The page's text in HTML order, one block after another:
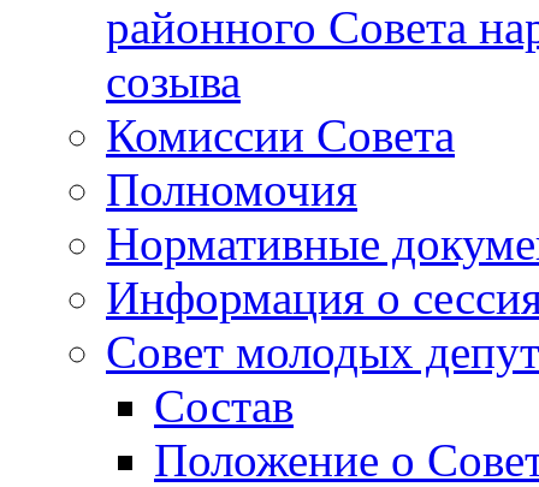
районного Совета
созыва
Комиссии Совета
Полномочия
Нормативные
Информация о
Совет молодых
Состав
Положение о